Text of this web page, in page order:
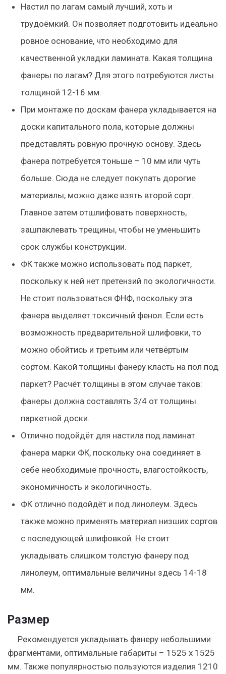
Настил по лагам самый лучший, хоть и
трудоёмкий. Он позволяет подготовить идеально
ровное основание, что необходимо для
качественной укладки ламината. Какая толщина
фанеры по лагам? Для этого потребуются листы
толщиной 12-16 мм.
При монтаже по доскам фанера укладывается на
доски капитального пола, которые должны
представлять ровную прочную основу. Здесь
фанера потребуется тоньше – 10 мм или чуть
больше. Сюда не следует покупать дорогие
материалы, можно даже взять второй сорт.
Главное затем отшлифовать поверхность,
зашпаклевать трещины, чтобы не уменьшить
срок службы конструкции.
ФК также можно использовать под паркет,
поскольку к ней нет претензий по экологичности.
Не стоит пользоваться ФНФ, поскольку эта
фанера выделяет токсичный фенол. Если есть
возможность предварительной шлифовки, то
можно обойтись и третьим или четвёртым
сортом. Какой толщины фанеру класть на пол под
паркет? Расчёт толщины в этом случае таков:
фанеры должна составлять 3/4 от толщины
паркетной доски.
Отлично подойдёт для настила под ламинат
фанера марки ФК, поскольку она соединяет в
себе необходимые прочность, влагостойкость,
экономичность и экологичность.
ФК отлично подойдёт и под линолеум. Здесь
также можно применять материал низших сортов
с последующей шлифовкой. Не стоит
укладывать слишком толстую фанеру под
линолеум, оптимальные величины здесь 14-18
мм.
Размер
Рекомендуется укладывать фанеру небольшими
фрагментами, оптимальные габариты – 1525 х 1525
мм. Также популярностью пользуются изделия 1210